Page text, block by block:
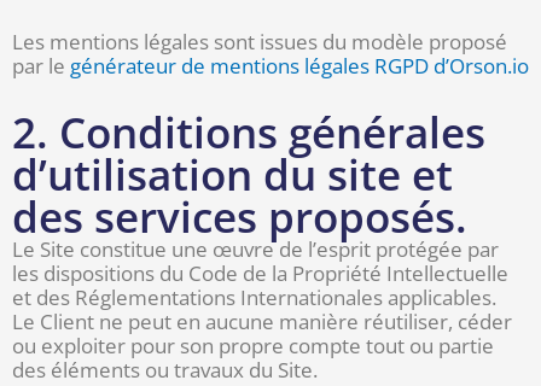
Les mentions légales sont issues du modèle proposé
par le générateur de mentions légales RGPD d’Orson.io
2. Conditions générales
d’utilisation du site et
des services proposés.
Le Site constitue une œuvre de l’esprit protégée par
les dispositions du Code de la Propriété Intellectuelle
et des Réglementations Internationales applicables.
Le Client ne peut en aucune manière réutiliser, céder
ou exploiter pour son propre compte tout ou partie
des éléments ou travaux du Site.